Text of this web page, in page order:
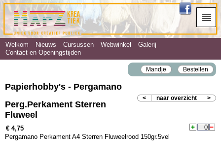
Welkom Nieuws Cursussen Webwinkel
Galerij
Contact en Openingstijden
Mandje Bestellen
Papierhobby's - Pergamano
< naar overzicht >
Perg.Perkament Sterren
Fluweel
€ 4,75
Pergamano Perkament A4 Sterren Fluweelrood 150gr.5vel